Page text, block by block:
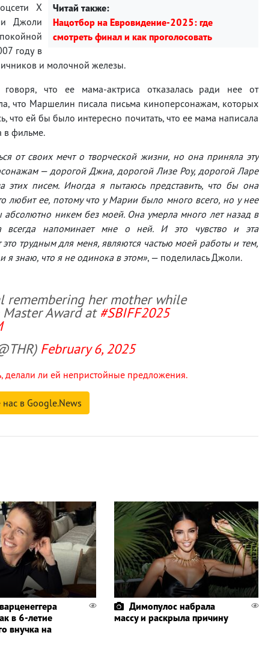
Читай также:
Нацотбор на Евровидение-2025: где
смотреть финал и как проголосовать
Х
Джоли
году в
и молочной железы.
что ее мама-актриса отказалась ради нее от
что Маршелин писала письма киноперсонажам, которых
что ей бы было интересно почитать, что ее мама написала
в фильме.
от своих мечт о творческой жизни, но она приняла эту
— дорогой Джиа, дорогой Лизе Роу, дорогой Ларе
писем. Иногда я пытаюсь представить, что бы она
любит ее, потому что у Марии было много всего, но у нее
никем без моей. Она умерла много лет назад в
всегда напоминает мне о ней. И это чувство и эта
трудным для меня, являются частью моей работы и тем,
я знаю, что я не одинока в этом», — поделилась Джоли.
remembering her mother while
Award at #SBIFF2025
February 6, 2025
делали ли ей непристойные предложения.
нас в Google.News
в 6-летие
внучка на
Димопулос набрала
массу и раскрыла причину